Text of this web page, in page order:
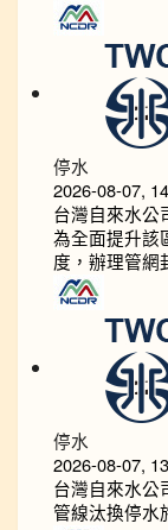
停水
2026-08-07,
台灣自來水公
為全面提升該
度，辦理管網
停水
2026-08-07,
台灣自來水公
管線汰換停水